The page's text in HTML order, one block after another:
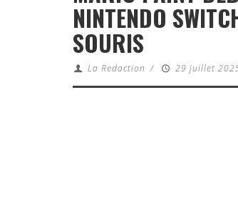
NINTENDO
SOURIS
La Redaction / 29 juillet